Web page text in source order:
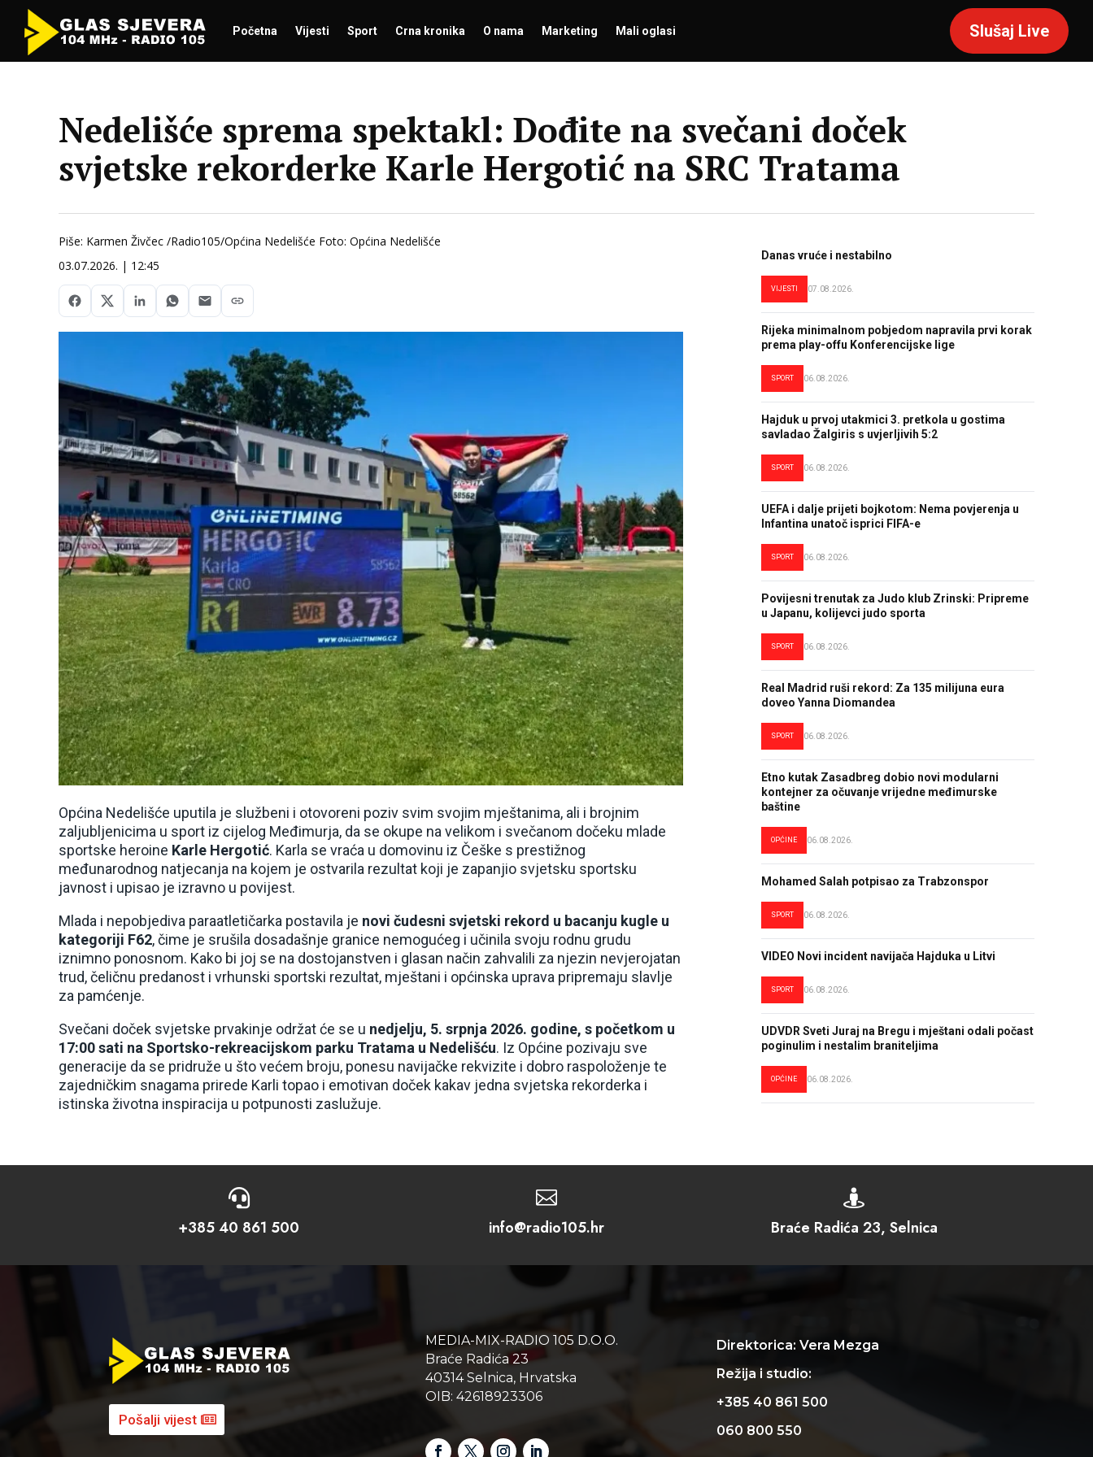
Početna Vijesti Sport Crna kronika O nama Marketing Mali oglasi Slušaj Live
Nedelišće sprema spektakl: Dođite na svečani doček
svjetske rekorderke Karle Hergotić na SRC Tratama
Piše: Karmen Živčec /Radio105/Općina Nedelišće Foto: Općina Nedelišće
03.07.2026. | 12:45
Općina Nedelišće uputila je službeni i otovoreni poziv svim svojim mještanima, ali i brojnim
zaljubljenicima u sport iz cijelog Međimurja, da se okupe na velikom i svečanom dočeku mlade
sportske heroine Karle Hergotić. Karla se vraća u domovinu iz Češke s prestižnog
međunarodnog natjecanja na kojem je ostvarila rezultat koji je zapanjio svjetsku sportsku
javnost i upisao je izravno u povijest.
Mlada i nepobjediva paraatletičarka postavila je novi čudesni svjetski rekord u bacanju kugle u
kategoriji F62, čime je srušila dosadašnje granice nemogućeg i učinila svoju rodnu grudu
iznimno ponosnom. Kako bi joj se na dostojanstven i glasan način zahvalili za njezin nevjerojatan
trud, čeličnu predanost i vrhunski sportski rezultat, mještani i općinska uprava pripremaju slavlje
za pamćenje.
Svečani doček svjetske prvakinje održat će se u nedjelju, 5. srpnja 2026. godine, s početkom u
17:00 sati na Sportsko-rekreacijskom parku Tratama u Nedelišću. Iz Općine pozivaju sve
generacije da se pridruže u što većem broju, ponesu navijačke rekvizite i dobro raspoloženje te
zajedničkim snagama prirede Karli topao i emotivan doček kakav jedna svjetska rekorderka i
istinska životna inspiracija u potpunosti zaslužuje.
Danas vruće i nestabilno
VIJESTI 07.08.2026.
Rijeka minimalnom pobjedom napravila prvi korak
prema play-offu Konferencijske lige
SPORT 06.08.2026.
Hajduk u prvoj utakmici 3. pretkola u gostima
savladao Žalgiris s uvjerljivih 5:2
SPORT 06.08.2026.
UEFA i dalje prijeti bojkotom: Nema povjerenja u
Infantina unatoč isprici FIFA-e
SPORT 06.08.2026.
Povijesni trenutak za Judo klub Zrinski: Pripreme
u Japanu, kolijevci judo sporta
SPORT 06.08.2026.
Real Madrid ruši rekord: Za 135 milijuna eura
doveo Yanna Diomandea
SPORT 06.08.2026.
Etno kutak Zasadbreg dobio novi modularni
kontejner za očuvanje vrijedne međimurske
baštine
OPĆINE 06.08.2026.
Mohamed Salah potpisao za Trabzonspor
SPORT 06.08.2026.
VIDEO Novi incident navijača Hajduka u Litvi
SPORT 06.08.2026.
UDVDR Sveti Juraj na Bregu i mještani odali počast
poginulim i nestalim braniteljima
OPĆINE 06.08.2026.

+385 40 861 500

info@radio105.hr

Braće Radića 23, Selnica
Pošalji vijest
MEDIA-MIX-RADIO 105 D.O.O.
Braće Radića 23
40314 Selnica, Hrvatska
OIB: 42618923306
Direktorica: Vera Mezga
Režija i studio:
+385 40 861 500
060 800 550